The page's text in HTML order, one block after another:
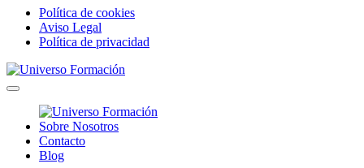
Política de cookies
Aviso Legal
Política de privacidad
Sobre Nosotros
Contacto
Blog